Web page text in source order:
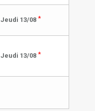
Jeudi 13/08 *
Jeudi 13/08 *